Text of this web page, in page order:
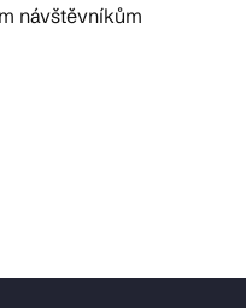
návštěvníkům